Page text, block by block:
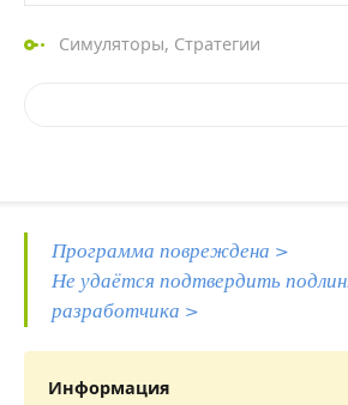
Симуляторы, Стратегии
Программа повреждена >
Не удаётся подтвердить
разработчика >
Информация